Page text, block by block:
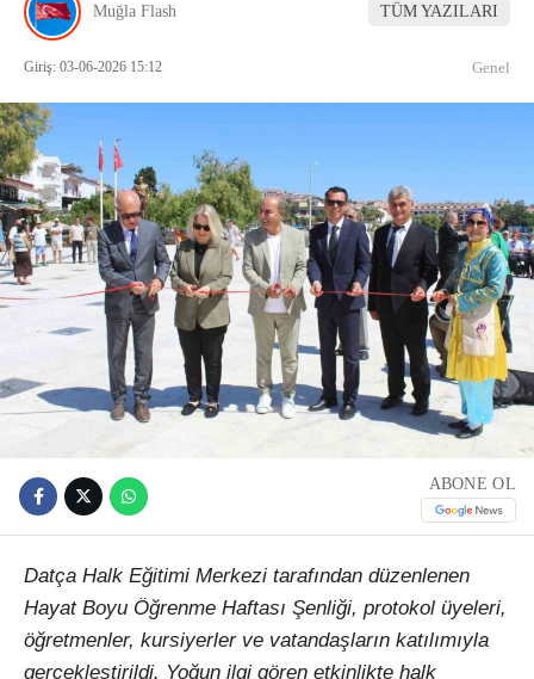
Muğla Flash TÜM YAZILARI
Giriş: 03-06-2026 15:12 Genel
ABONE OL
Datça Halk Eğitimi Merkezi tarafından düzenlenen
Hayat Boyu Öğrenme Haftası Şenliği, protokol üyeleri,
öğretmenler, kursiyerler ve vatandaşların katılımıyla
gerçekleştirildi. Yoğun ilgi gören etkinlikte halk